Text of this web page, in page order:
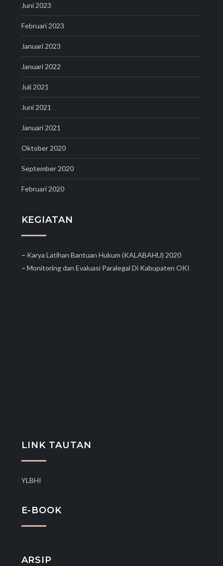
Juni 2023
Februari 2023
Januari 2023
Januari 2022
Juli 2021
Juni 2021
Januari 2021
Oktober 2020
September 2020
Februari 2020
KEGIATAN
– Karya Latihan Bantuan Hukum (KALABAHU) 2020
– Monitoring dan Evaluasi Paralegal Di Kabupaten OKI
LINK TAUTAN
YLBHI
E-BOOK
ARSIP